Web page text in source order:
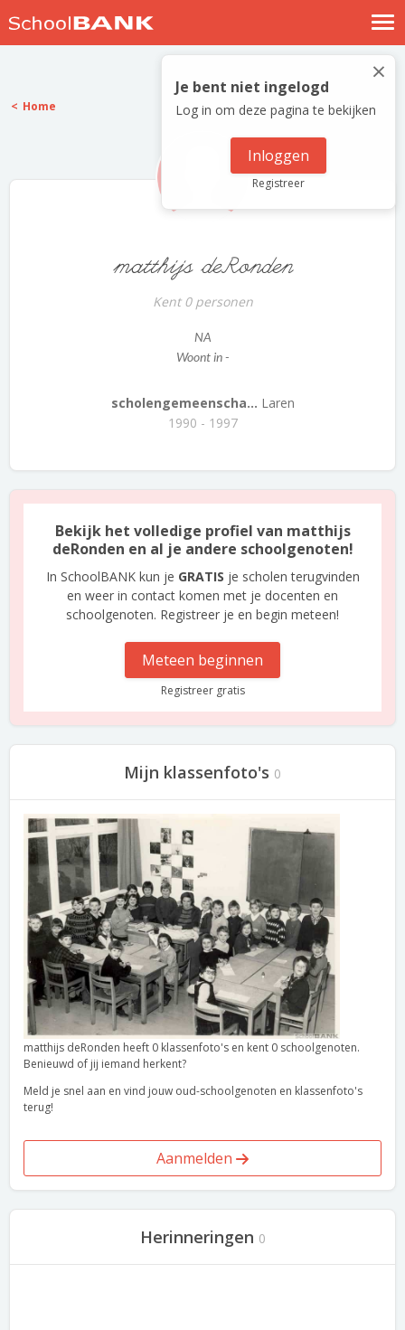
Nostalgische verhalen
Log in
Meld je gratis aan
×
Je bent niet ingelogd
Log in om deze pagina te bekijken
Inloggen
Registreer
Home
matthijs deRonden
Kent 0 personen
NA
Woont in -
scholengemeenscha... Laren
1990 - 1997
Bekijk het volledige profiel van matthijs
deRonden en al je andere schoolgenoten!
In SchoolBANK kun je GRATIS je scholen terugvinden
en weer in contact komen met je docenten en
schoolgenoten. Registreer je en begin meteen!
Meteen beginnen
Registreer gratis
Mijn klassenfoto's 0
matthijs deRonden heeft 0 klassenfoto's en kent 0 schoolgenoten.
Benieuwd of jij iemand herkent?
Meld je snel aan en vind jouw oud-schoolgenoten en klassenfoto's
terug!
Aanmelden
Herinneringen 0